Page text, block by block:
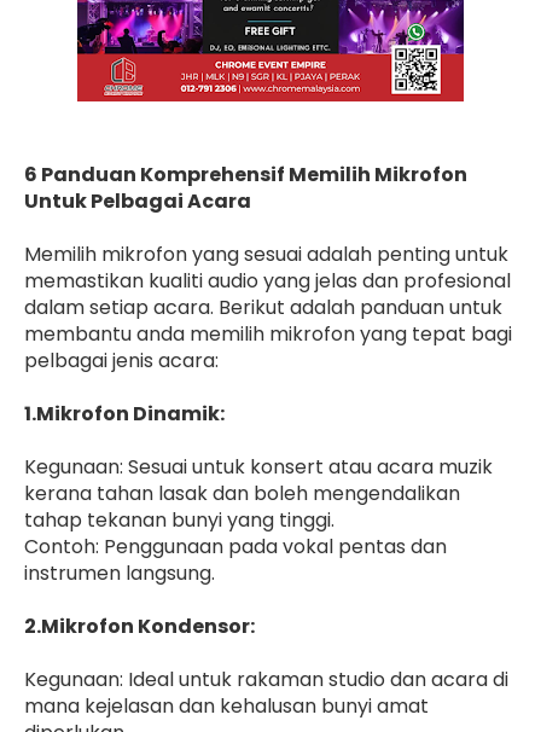
6 Panduan Komprehensif Memilih Mikrofon
Untuk Pelbagai Acara
Memilih mikrofon yang sesuai adalah penting untuk
memastikan kualiti audio yang jelas dan profesional
dalam setiap acara. Berikut adalah panduan untuk
membantu anda memilih mikrofon yang tepat bagi
pelbagai jenis acara:
1.Mikrofon Dinamik:
Kegunaan: Sesuai untuk konsert atau acara muzik
kerana tahan lasak dan boleh mengendalikan
tahap tekanan bunyi yang tinggi.
Contoh: Penggunaan pada vokal pentas dan
instrumen langsung.
2.Mikrofon Kondensor:
Kegunaan: Ideal untuk rakaman studio dan acara di
mana kejelasan dan kehalusan bunyi amat